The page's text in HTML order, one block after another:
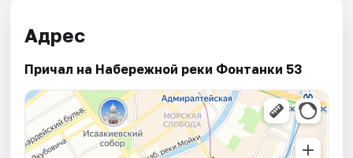
Адрес
Причал на Набережной реки Фонтанки 53